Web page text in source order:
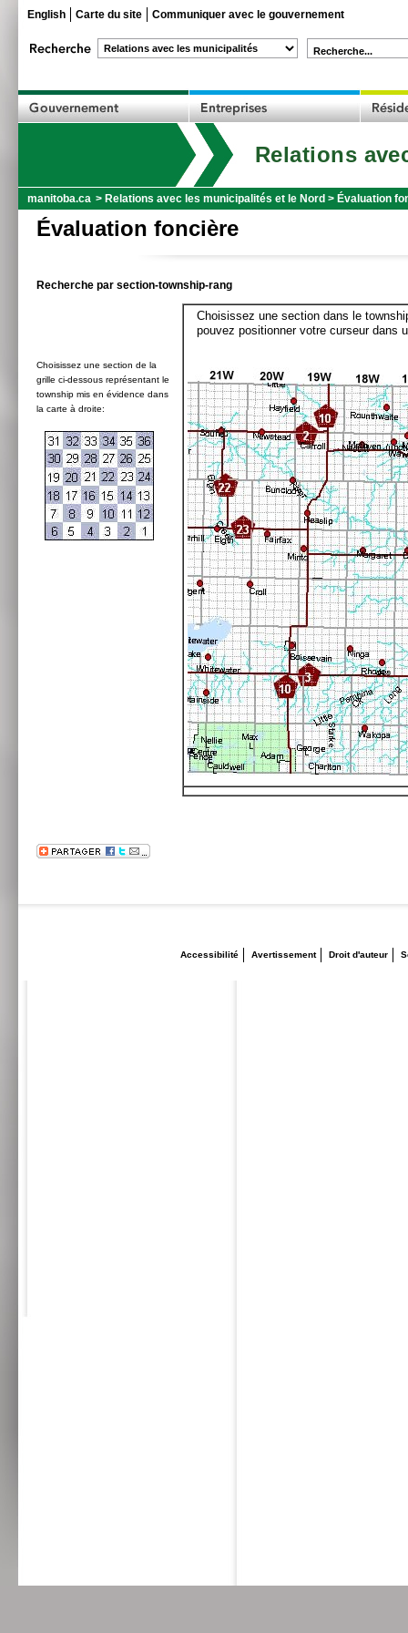
English Carte du site Communiquer avec le gouvernement
Recherche...
Relations
manitoba.ca > Relations avec les municipalités et le Nord > Évaluation
Évaluation foncière
Recherche par section-township-rang
Choisissez une section de la
grille ci-dessous représentant le
township mis en évidence dans
la carte à droite:
Choisissez une section dans le
pouvez positionner votre curseur dans
Accessibilité Avertissement Droit d'auteur